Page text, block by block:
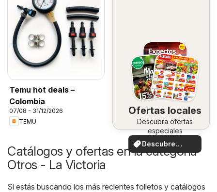
Temu hot deals –
Colombia
07/08 - 31/12/2026
TEMU
Ofertas locales
Descubra ofertas
especiales
Descubre
ofertas
Catálogos y ofertas en la categoría
Otros - La Victoria
Si estás buscando los más recientes folletos y catálogos